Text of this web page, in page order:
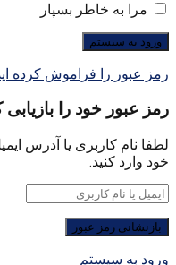
مرا به خاطر بسپار
رمز عبور را فراموش کرده
رمز عبور خود را بازیابی
لطفا نام کاربری یا آدرس
خود وارد کنید.
ورود به سیستم